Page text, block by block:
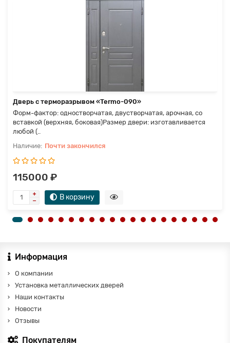
Дверь с терморазрывом «Termo-090»
Форм-фактор: одностворчатая, двустворчатая, арочная, со
вставкой (верхняя, боковая)Размер двери: изготавливается
любой (..
Почти закончился
115000 ₽
В корзину
Информация
О компании
Установка металлических дверей
Наши контакты
Новости
Отзывы
Покупателям